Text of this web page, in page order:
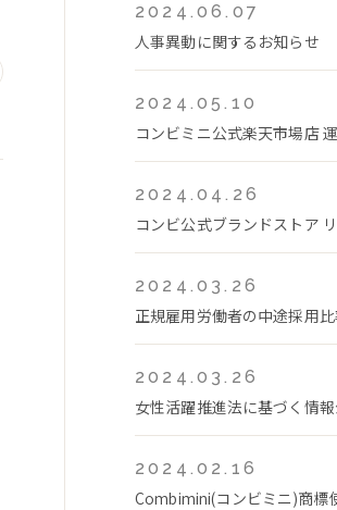
2024.06.07
人事異動に関するお知らせ
2024.05.10
コンビミニ公式楽天市場店
2024.04.26
コンビ公式ブランドストア
2024.03.26
正規雇用労働者の中途採用
2024.03.26
女性活躍推進法に基づく情
2024.02.16
Combimini(コンビミニ)商標